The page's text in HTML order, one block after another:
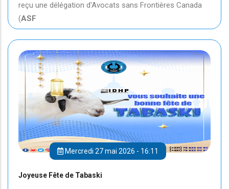
reçu une délégation d'Avocats sans Frontières Canada
(ASF
Mercredi 27 mai 2026 - 16:11
Joyeuse Fête de Tabaski